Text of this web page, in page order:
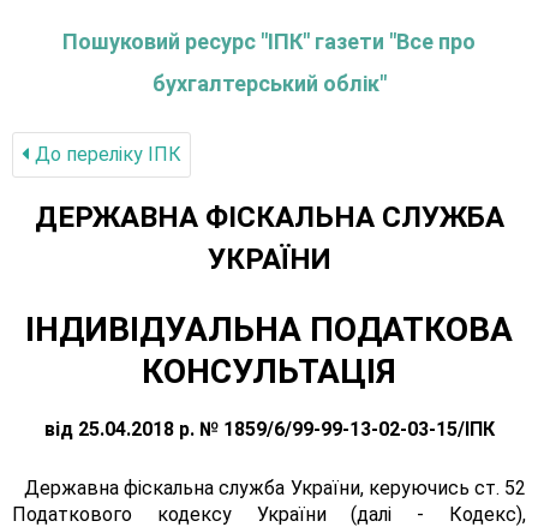
Пошуковий ресурс "ІПК" газети "Все про
бухгалтерський облік"
До переліку IПК
ДЕРЖАВНА ФІСКАЛЬНА СЛУЖБА
УКРАЇНИ
ІНДИВІДУАЛЬНА ПОДАТКОВА
КОНСУЛЬТАЦІЯ
від 25.04.2018 р. № 1859/6/99-99-13-02-03-15/ІПК
Державна фіскальна служба України, керуючись ст. 52
Податкового кодексу України (далі - Кодекс),